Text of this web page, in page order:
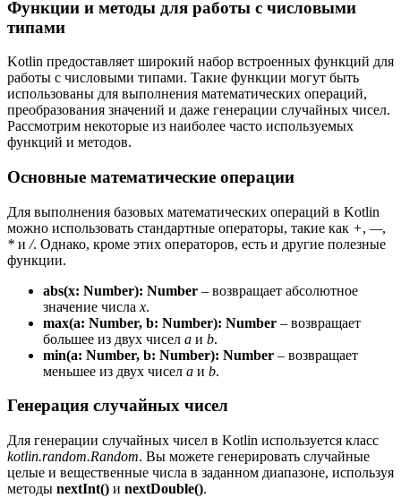
Функции и методы для работы с числовыми
типами
Kotlin предоставляет широкий набор встроенных функций для
работы с числовыми типами. Такие функции могут быть
использованы для выполнения математических операций,
преобразования значений и даже генерации случайных чисел.
Рассмотрим некоторые из наиболее часто используемых
функций и методов.
Основные математические операции
Для выполнения базовых математических операций в Kotlin
можно использовать стандартные операторы, такие как +, —,
* и /. Однако, кроме этих операторов, есть и другие полезные
функции.
abs(x: Number): Number – возвращает абсолютное
значение числа x.
max(a: Number, b: Number): Number – возвращает
большее из двух чисел a и b.
min(a: Number, b: Number): Number – возвращает
меньшее из двух чисел a и b.
Генерация случайных чисел
Для генерации случайных чисел в Kotlin используется класс
kotlin.random.Random. Вы можете генерировать случайные
целые и вещественные числа в заданном диапазоне, используя
методы nextInt() и nextDouble().